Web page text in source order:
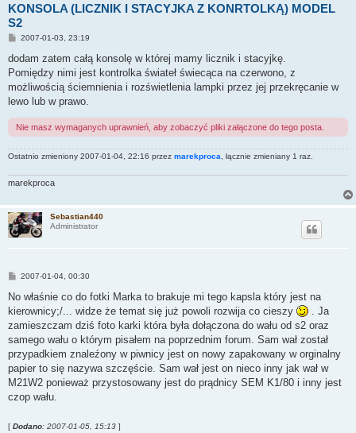
KONSOLA (LICZNIK I STACYJKA Z KONRTOLKĄ) MODEL
S2
P
s
2007-01-03, 23:19
dodam zatem całą konsolę w której mamy licznik i stacyjkę.
Pomiędzy nimi jest kontrolka świateł świecąca na czerwono, z
możliwością ściemnienia i rozświetlenia lampki przez jej przekręcanie w
lewo lub w prawo.
Nie masz wymaganych uprawnień, aby zobaczyć pliki załączone do tego posta.
Ostatnio zmieniony 2007-01-04, 22:16 przez marekproca , łącznie zmieniany 1 raz.
marekproca
Sebastian440
Administrator
P
s
2007-01-04, 00:30
No właśnie co do fotki Marka to brakuje mi tego kapsla który jest na
kierownicy;/... widze że temat się już powoli rozwija co cieszy
. Ja
zamieszczam dziś foto karki która była dołączona do wału od s2 oraz
samego wału o którym pisałem na poprzednim forum. Sam wał został
przypadkiem znaleźony w piwnicy jest on nowy zapakowany w orginalny
papier to się nazywa szczęście. Sam wał jest on nieco inny jak wał w
M21W2 ponieważ przystosowany jest do prądnicy SEM K1/80 i inny jest
czop wału.
[ Dodano: 2007-01-05, 15:13 ]